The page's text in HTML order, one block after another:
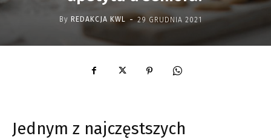
By REDAKCJA KWL - 29 GRUDNIA 2021
Jednym z najczęstszych